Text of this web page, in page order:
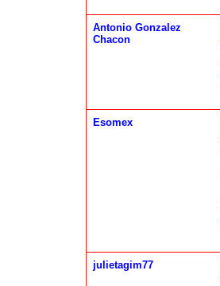
Antonio Gonzalez
Chacon
Esomex
julietagim77